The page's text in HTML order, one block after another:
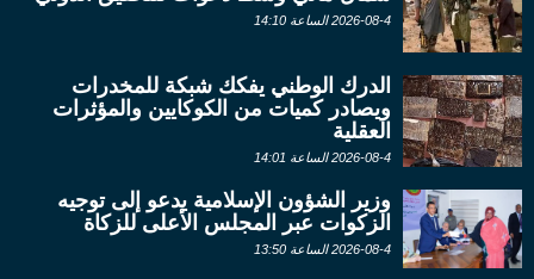
2026-08-4 الساعة 14:10
الدرك الوطني يفكك شبكة للمخدرات
ويصادر كميات من الكوكايين والمؤثرات
العقلية
2026-08-4 الساعة 14:01
وزير الشؤون الإسلامية يدعو إلى توجيه
الزكوات عبر المجلس الأعلى للزكاة
2026-08-4 الساعة 13:50